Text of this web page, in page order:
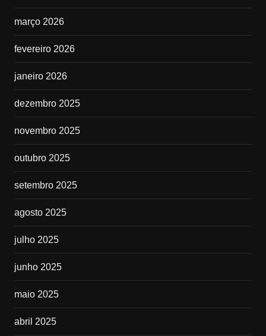
março 2026
fevereiro 2026
janeiro 2026
dezembro 2025
novembro 2025
outubro 2025
setembro 2025
agosto 2025
julho 2025
junho 2025
maio 2025
abril 2025